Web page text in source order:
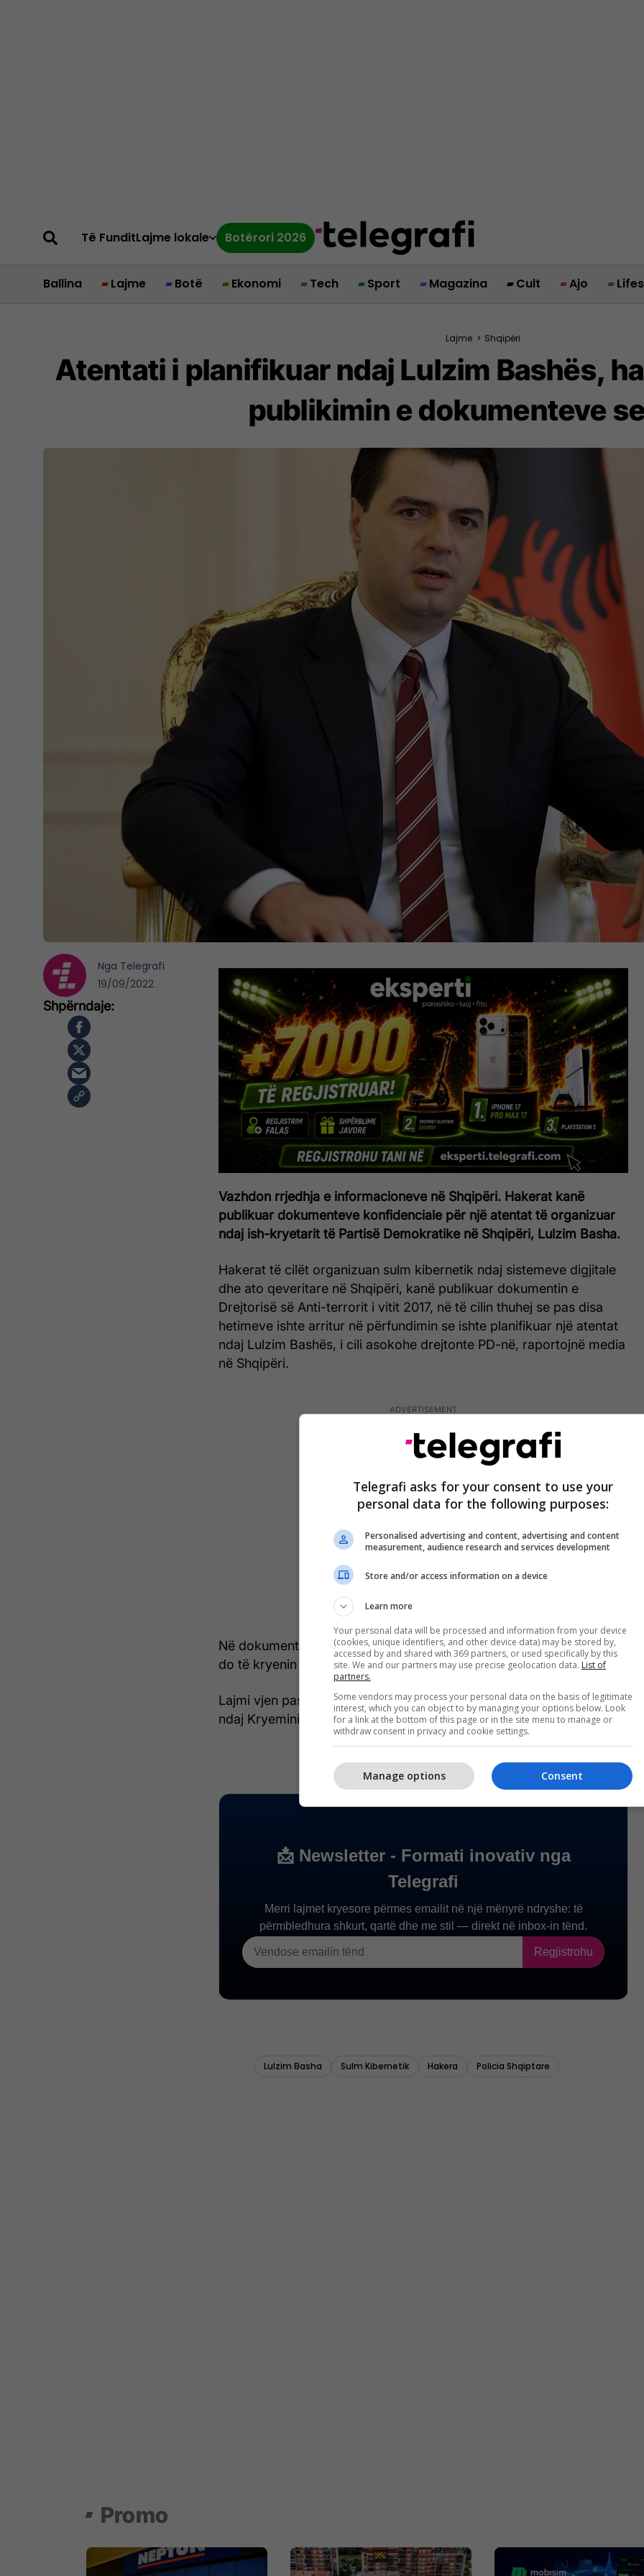
Të FunditLajme lokale Botërori 2026
Ballina Lajme Botë Ekonomi Tech Sport Magazina Cult Ajo
Lajme > Shqipëri
Atentati i planifikuar ndaj Lulzim Bashës,
publikimin e dokumenteve
Vazhdon rrjedhja e informacioneve në Shqipëri. Hakerat kanë
publikuar dokumenteve konfidenciale për një atentat të organizuar
ndaj ish-kryetarit të Partisë Demokratike në Shqipëri, Lulzim Basha.
Hakerat të cilët organizuan sulm kibernetik ndaj sistemeve digjitale
dhe ato qeveritare në Shqipëri, kanë publikuar dokumentin e
Drejtorisë së Anti-terrorit i vitit 2017, në të cilin thuhej se pas disa
hetimeve ishte arritur në përfundimin se ishte planifikuar një atentat
ndaj Lulzim Bashës, i cili asokohe drejtonte PD-në, raportojnë media
në Shqipëri.
Në dokument, bëhet e ditur se tre janë personat e dyshuar të cilët
do të kryenin atentatin ndaj Bashës.
Lajmi vjen pas informacioneve se një tjetër atentat është përgatitur
ndaj Kryeministrit të Kosovës Albin Kurti në vitin 2021. /Telegrafi/
Nga Telegrafi
19/09/2022
Telegrafi asks for your consent to use your
personal data for the following purposes:
Personalised advertising and content, advertising and content
measurement, audience research and services development
Store and/or access information on a device
Learn more
Your personal data will be processed and information from your device
(cookies, unique identifiers, and other device data) may be stored by,
accessed by and shared with 369 partners, or used specifically by this
site. We and our partners may use precise geolocation data. List of
partners.
Some vendors may process your personal data on the basis of legitimate
interest, which you can object to by managing your options below. Look
for a link at the bottom of this page or in the site menu to manage or
withdraw consent in privacy and cookie settings.
Consent
Manage options